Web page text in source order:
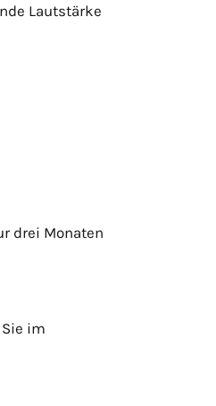
Lautstärke
drei Monaten
im